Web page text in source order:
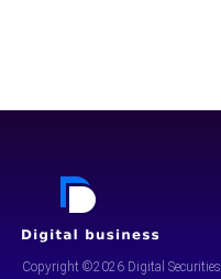
Copyright ©2026 Digital Securities